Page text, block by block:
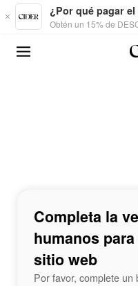
Skip to main content
¿Por qué pagar
Obtén un 15% de
Completa la
humanos
sitio web
Por favor, complete un